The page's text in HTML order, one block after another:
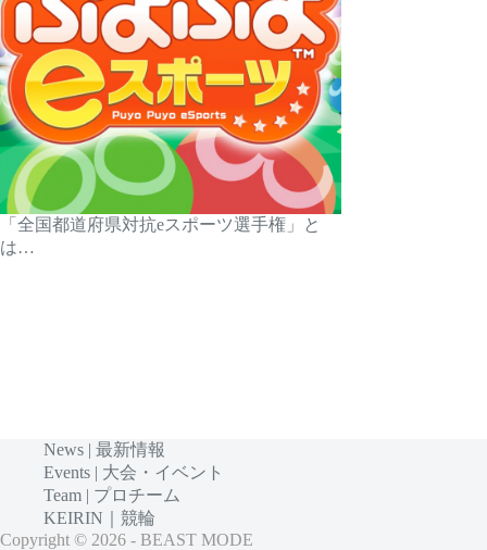
「全国都道府県対抗eスポーツ選手権」と
は…
News | 最新情報
Events | 大会・イベント
Team | プロチーム
KEIRIN｜競輪
Copyright © 2026 - BEAST MODE